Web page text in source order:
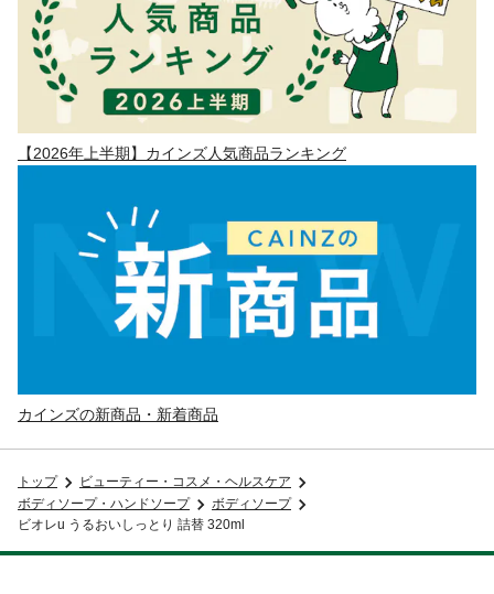
【2026年上半期】カインズ人気商品ランキング
カインズの新商品・新着商品
トップ
ビューティー・コスメ・ヘルスケア
ボディソープ・ハンドソープ
ボディソープ
ビオレu うるおいしっとり 詰替 320ml